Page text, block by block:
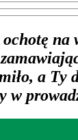
ochotę na
a Ty
w